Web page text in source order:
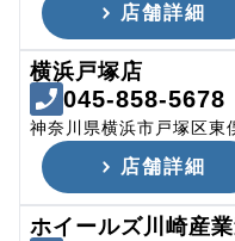
店舗詳細
横浜戸塚店
045-858-5678
神奈川県横浜市戸塚区東
店舗詳細
ホイールズ川崎産